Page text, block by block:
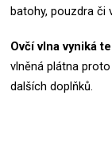
batohy, pouzdra či
Ovčí vlna vyniká
vlněná plátna
dalších doplňků.